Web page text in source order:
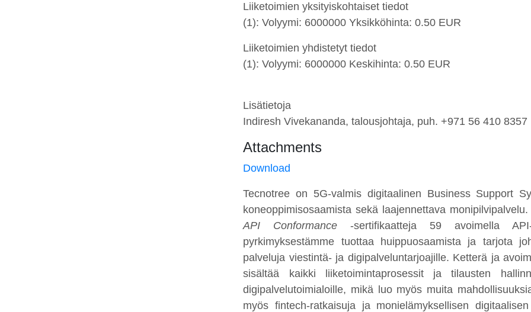
Liiketoimien yksityiskohtaiset tiedot
(1): Volyymi: 6000000 Yksikköhinta: 0.50 EUR
Liiketoimien yhdistetyt tiedot
(1): Volyymi: 6000000 Keskihinta: 0.50 EUR
Lisätietoja
Indiresh Vivekananda, talousjohtaja, puh. +971 56 410 8357
Attachments
Download
Tecnotree on 5G-valmis digitaalinen Business Support
koneoppimisosaamista sekä laajennettava
API Conformance -sertifikaatteja 59 avoimella
pyrkimyksestämme tuottaa huippuosaamista ja tarjota
palveluja viestintä- ja digipalveluntarjoajille. Ketterä ja
sisältää kaikki liiketoimintaprosessit ja tilausten
digipalvelutoimialoille, mikä luo myös muita
myös fintech-ratkaisuja ja monielämyksellisen